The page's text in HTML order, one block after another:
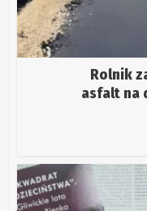
Rolnik
asfalt na